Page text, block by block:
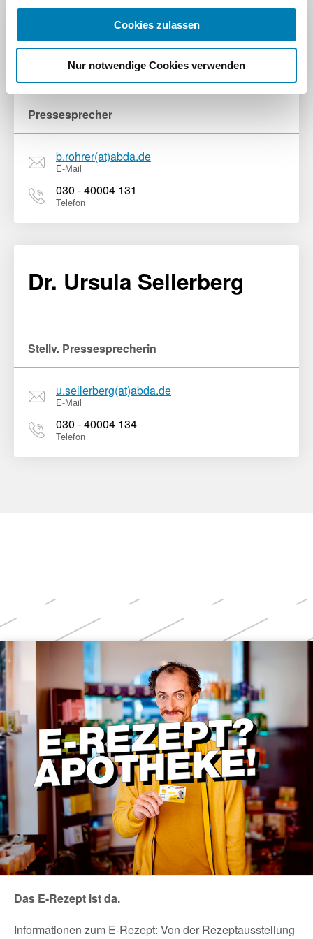
Cookies zulassen
Nur notwendige Cookies verwenden
Benjamin Rohrer
Pressesprecher
b.rohrer(at)abda.de
E-Mail
030 - 40004 131
Telefon
Dr. Ursula Sellerberg
Stellv. Pressesprecherin
u.sellerberg(at)abda.de
E-Mail
030 - 40004 134
Telefon
Weitere
Themen
Das E-Rezept ist da.
Informationen zum E-Rezept: Von der Rezeptausstellung